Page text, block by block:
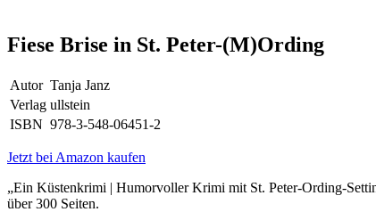
Fiese Brise in St. Peter-(M)Ording
Autor Tanja Janz
Verlag ullstein
ISBN 978-3-548-06451-2
Jetzt bei Amazon kaufen
„Ein Küstenkrimi | Humorvoller Krimi mit St. Peter-Ording-
über 300 Seiten.